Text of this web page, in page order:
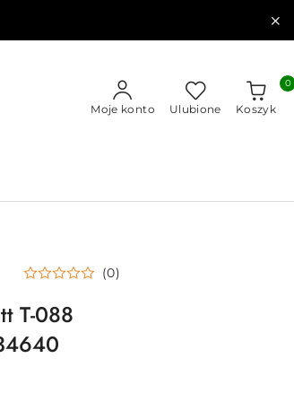
Moje konto Ulubione Koszyk
0
(0)
T-088